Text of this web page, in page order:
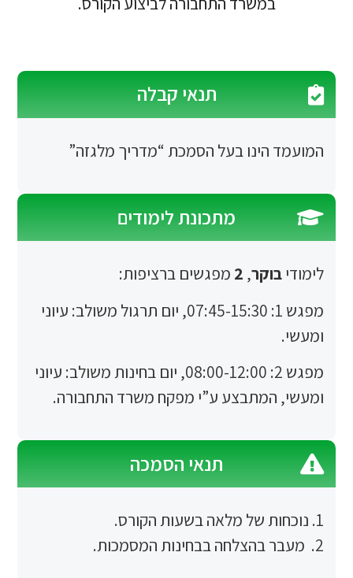
תנאי קבלה
בעל הסמכת “מדריך מלגזה”
מתכונת לימודים
,
2מפגשים ברציפות:
מפגש 1: 07:45-15:30, יום תרגול משולב: עיוני
מפגש 2: 08:00-12:00, יום בחינות משולב: עיוני
ע”י מפקח משרד התחבורה.
תנאי הסמכה